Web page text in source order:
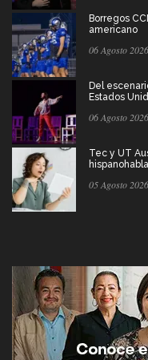
Borregos
americano
06 Agosto 2026
Del
Estados
06 Agosto 2026
Tec y UT
05 Agosto 2026